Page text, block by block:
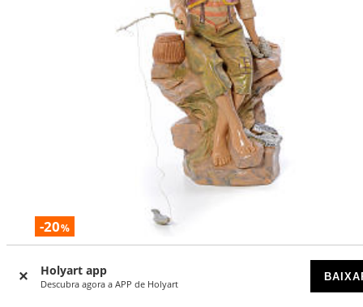
Holyart app
Descubra agora a APP de Holyart
-20%
Pescador sentado 30 cm Fontanini
DISPONÍVEL